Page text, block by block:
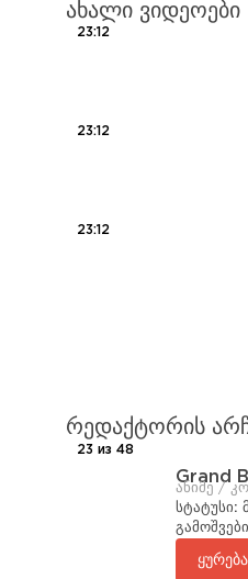
ახალი ვიდეოები
23:12
23:12
23:12
რედაქტორის
23 из 48
Grand
ანიმე /
სტატუსი:
ყურება